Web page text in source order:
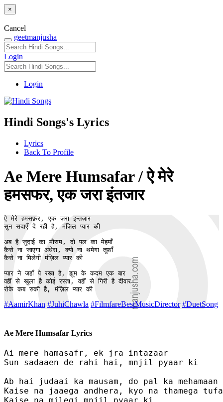
×
Cancel
geetmanjusha
Login
Login
Hindi Songs's Lyrics
Lyrics
Back To Profile
Ae Mere Humsafar / ऐ मेरे
हमसफर, एक जरा इंतजार
ऐ मेरे हमसफ़र, एक ज़रा इन्तज़ार
सुन सदाएँ दे रही है, मंज़िल प्यार की
अब है जुदाई का मौसम, दो पल का मेहमाँ
कैसे ना जाएगा अंधेरा, क्यो ना थमेगा तूफ़ाँ
कैसे ना मिलेगी मंज़िल प्यार की
प्यार ने जहाँ पे रखा है, झूम के कदम एक बार
वहीं से खुला है कोई रस्ता, वहीं से गिरी है दीवार
रोके कब रुकी है, मंज़िल प्यार की
#AamirKhan #JuhiChawla #FilmfareBestMusicDirector #DuetSong
Ae Mere Humsafar Lyrics
Ai mere hamasafr, ek jra intazaar
Sun sadaaen de rahi hai, mnjil pyaar ki
Ab hai judaai ka mausam, do pal ka mehamaan
Kaise na jaaega andhera, kyo na thamega